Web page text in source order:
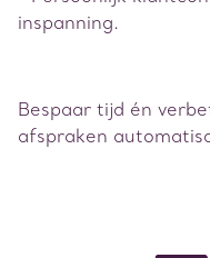
inspanning.
Bespaar tijd én
afspraken